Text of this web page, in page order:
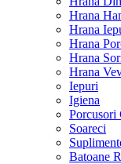
Hrana
Hrana
Hrana
Hrana
Hrana
Iepuri
Igiena
Porcusori
Soareci
Batoane